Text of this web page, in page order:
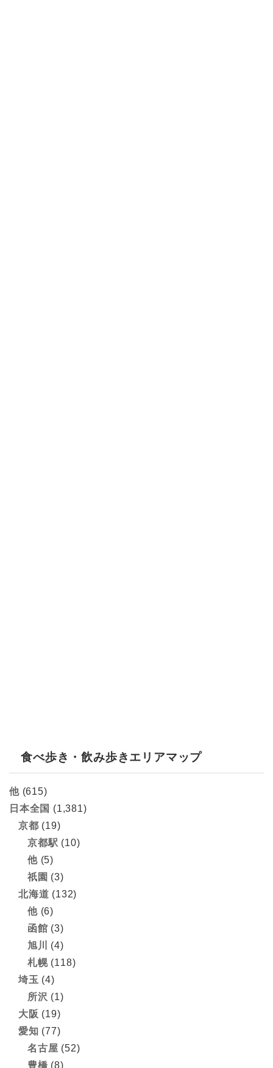
食べ歩き・飲み歩きエリアマップ
他(615)
日本全国 (1,381)
京都 (19)
京都駅 (10)
他(5)
祇園 (3)
北海道 (132)
他(6)
函館 (3)
旭川
(4)
札幌(118)
埼玉 (4)
所沢 (1)
大阪 (19)
愛知 (77)
名古屋 (52)
豊橋 (8)